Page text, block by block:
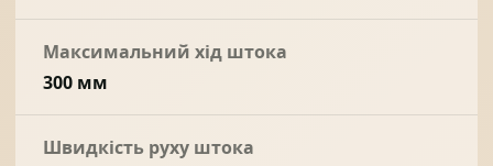
Максимальний хід штока
300 мм
Швидкість руху штока